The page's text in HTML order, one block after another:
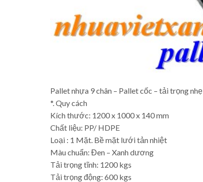
Pallet nhựa 9 chân – Pallet cốc – tải trọng nhẹ
*. Quy cách
Kích thước: 1200 x 1000 x 140 mm
Chất liệu: PP/ HDPE
Loại : 1 Mặt. Bề mặt lưới tản nhiệt
Màu chuẩn: Đen – Xanh dương
Tải trọng tĩnh: 1200 kgs
Tải trọng động: 600 kgs